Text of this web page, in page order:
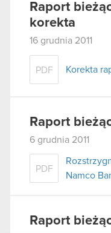
Raport
korekta
16 grudnia 2011
PDF Korekta
Raport
6 grudnia 2011
PDF
Namco
Raport